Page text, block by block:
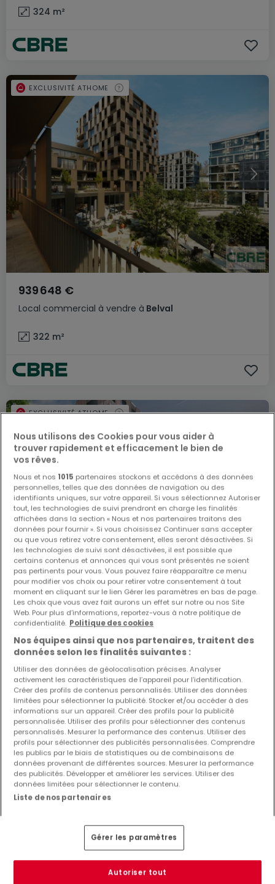
324 m²
Local commercial à vendre à Belval
939 648 €
322 m²
EXCLUSIVITÉ ATHOME
Local commercial
1 066 077 €
EXCLUSIVITÉ ATHOME
EXCLUSIVITÉ ATHOME
Nous utilisons des Cookies pour vous aider à
trouver rapidement et efficacement le bien de
vos rêves.
Nous et nos 1015 partenaires stockons et accédons à des données
personnelles, telles que des données de navigation ou des
identifiants uniques, sur votre appareil. Si vous sélectionnez Autoriser
tout, les technologies de suivi prendront en charge les finalités
affichées dans la section « Nous et nos partenaires traitons des
données pour fournir ». Si vous choisissez Continuer sans accepter
ou que vous retirez votre consentement, elles seront désactivées. Si
les technologies de suivi sont désactivées, il est possible que
certains contenus et annonces qui vous sont présentés ne soient
pas pertinents pour vous. Vous pouvez faire réapparaître ce menu
pour modifier vos choix ou pour retirer votre consentement à tout
moment en cliquant sur le lien Gérer les paramètres en bas de page.
Les choix que vous avez fait aurons un effet sur notre ou nos Site
Web. Pour plus d’informations, reportez-vous à notre politique de
confidentialité. Politique des cookies
Nos équipes ainsi que nos partenaires, traitent des
données selon les finalités suivantes :
Utiliser des données de géolocalisation précises. Analyser
activement les caractéristiques de l’appareil pour l’identification.
Créer des profils de contenus personnalisés. Utiliser des données
limitées pour sélectionner la publicité. Stocker et/ou accéder à des
informations sur un appareil. Créer des profils pour la publicité
personnalisée. Utiliser des profils pour sélectionner des contenus
personnalisés. Mesurer la performance des contenus. Utiliser des
profils pour sélectionner des publicités personnalisées. Comprendre
les publics par le biais de statistiques ou de combinaisons de
données provenant de différentes sources. Mesurer la performance
des publicités. Développer et améliorer les services. Utiliser des
données limitées pour sélectionner le contenu.
Liste de nos partenaires
Gérer les paramètres
Autoriser tout